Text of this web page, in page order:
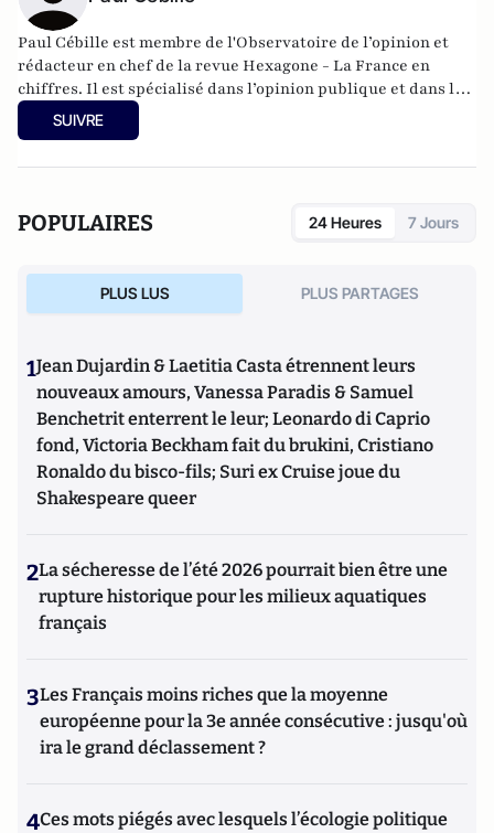
Paul Cébille est membre de l'Observatoire de l’opinion et
rédacteur en chef de la revue Hexagone - La France en
chiffres. Il est spécialisé dans l’opinion publique et dans le
fonctionnement de la démocratie directe.
SUIVRE
POPULAIRES 24 Heures 7 Jours
PLUS LUS PLUS PARTAGES
1Jean Dujardin & Laetitia Casta étrennent leurs
nouveaux amours, Vanessa Paradis & Samuel
Benchetrit enterrent le leur; Leonardo di Caprio
fond, Victoria Beckham fait du brukini, Cristiano
Ronaldo du bisco-fils; Suri ex Cruise joue du
Shakespeare queer
2La sécheresse de l’été 2026 pourrait bien être une
rupture historique pour les milieux aquatiques
français
3Les Français moins riches que la moyenne
européenne pour la 3e année consécutive : jusqu'où
ira le grand déclassement ?
4Ces mots piégés avec lesquels l’écologie politique